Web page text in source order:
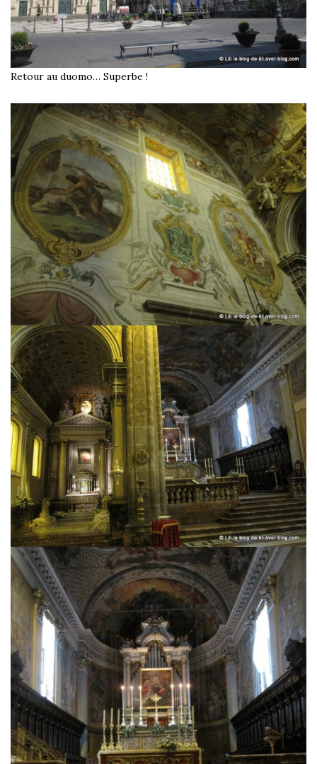
Retour au duomo… Superbe !